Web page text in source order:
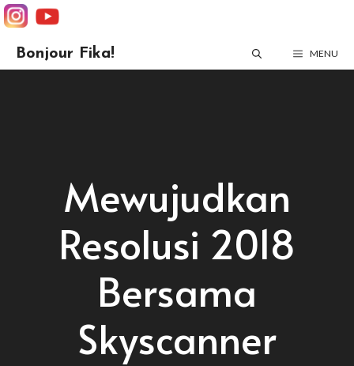
Skip
to
Bonjour Fika! MENU
Mewujudkan
Resolusi 2018
Bersama
Skyscanner